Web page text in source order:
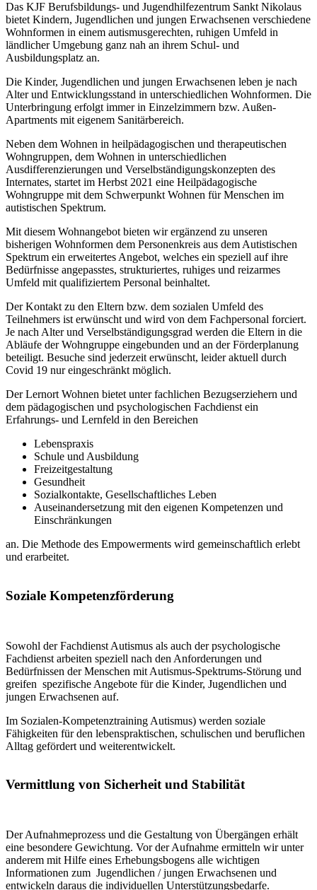
Das KJF Berufsbildungs- und Jugendhilfezentrum Sankt Nikolaus
bietet Kindern, Jugendlichen und jungen Erwachsenen verschiedene
Wohnformen in einem autismusgerechten, ruhigen Umfeld in
ländlicher Umgebung ganz nah an ihrem Schul- und
Ausbildungsplatz an.
Die Kinder, Jugendlichen und jungen Erwachsenen leben je nach
Alter und Entwicklungsstand in unterschiedlichen Wohnformen. Die
Unterbringung erfolgt immer in Einzelzimmern bzw. Außen-
Apartments mit eigenem Sanitärbereich.
Neben dem Wohnen in heilpädagogischen und therapeutischen
Wohngruppen, dem Wohnen in unterschiedlichen
Ausdifferenzierungen und Verselbständigungskonzepten des
Internates, startet im Herbst 2021 eine Heilpädagogische
Wohngruppe mit dem Schwerpunkt Wohnen für Menschen im
autistischen Spektrum.
Mit diesem Wohnangebot bieten wir ergänzend zu unseren
bisherigen Wohnformen dem Personenkreis aus dem Autistischen
Spektrum ein erweitertes Angebot, welches ein speziell auf ihre
Bedürfnisse angepasstes, strukturiertes, ruhiges und reizarmes
Umfeld mit qualifiziertem Personal beinhaltet.
Der Kontakt zu den Eltern bzw. dem sozialen Umfeld des
Teilnehmers ist erwünscht und wird von dem Fachpersonal forciert.
Je nach Alter und Verselbständigungsgrad werden die Eltern in die
Abläufe der Wohngruppe eingebunden und an der Förderplanung
beteiligt. Besuche sind jederzeit erwünscht, leider aktuell durch
Covid 19 nur eingeschränkt möglich.
Der Lernort Wohnen bietet unter fachlichen Bezugserziehern und
dem pädagogischen und psychologischen Fachdienst ein
Erfahrungs- und Lernfeld in den Bereichen
Lebenspraxis
Schule und Ausbildung
Freizeitgestaltung
Gesundheit
Sozialkontakte, Gesellschaftliches Leben
Auseinandersetzung mit den eigenen Kompetenzen und
Einschränkungen
an. Die Methode des Empowerments wird gemeinschaftlich erlebt
und erarbeitet.
Soziale Kompetenzförderung
Sowohl der Fachdienst Autismus als auch der psychologische
Fachdienst arbeiten speziell nach den Anforderungen und
Bedürfnissen der Menschen mit Autismus-Spektrums-Störung und
greifen spezifische Angebote für die Kinder, Jugendlichen und
jungen Erwachsenen auf.
Im Sozialen-Kompetenztraining Autismus) werden soziale
Fähigkeiten für den lebenspraktischen, schulischen und beruflichen
Alltag gefördert und weiterentwickelt.
Vermittlung von Sicherheit und Stabilität
Der Aufnahmeprozess und die Gestaltung von Übergängen erhält
eine besondere Gewichtung. Vor der Aufnahme ermitteln wir unter
anderem mit Hilfe eines Erhebungsbogens alle wichtigen
Informationen zum Jugendlichen / jungen Erwachsenen und
entwickeln daraus die individuellen Unterstützungsbedarfe.